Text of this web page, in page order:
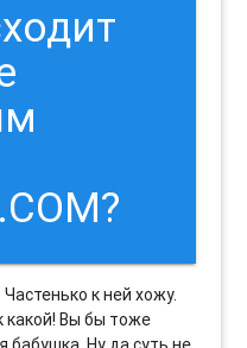
к ней хожу.
Вы бы тоже